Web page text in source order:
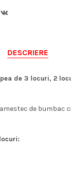
DESCRIERE
de 3 locuri, 2
de bumbac